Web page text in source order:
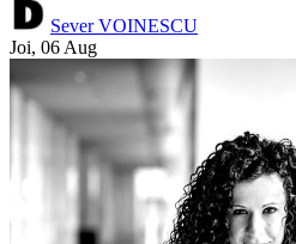
Sever VOINESCU
Joi, 06 Aug